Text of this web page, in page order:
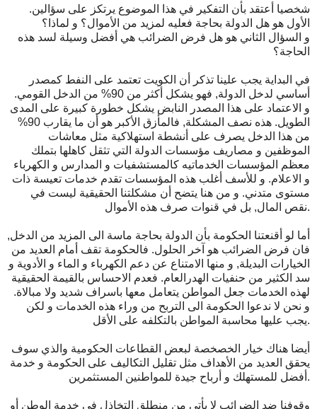
شخصيا أعتقد بأن التفكير في هذا الموضوع يرتكز على سؤالين.
الأول هو هل الدولة بحاجة فعليه لمزيد من الأموال؟ و لماذا؟
و السؤال الثاني هو هل فرض الضرائب هي أفضل وسيلة لسد هذه
الحاجة؟
في البداية يجب علينا تذكر أن الكويت تعتمد على النفط كمصدر
أساسي لدخل الدولة, فهو يشكل أكثر من 90% من الدخل القومي.
و الاعتماد على هذا المصدر النابض يشكل خطورة كبيرة على المدى
الطويل. هذه نصف المشكلة, فالمأزق الأكبر هو أن ما يقارب 90%
من هذا الدخل يصرف على أنشطة استهلاكية مثل معاشات
الموظفين و مصاريف مؤسسات الدولة التي تثقل كاهلها بتملك
معظم المؤسسات الخدماتيه كالمستشفيات و المدارس و الكهرباء
و الاعلام. و للأسف أغلب هذه المؤسسات تقدم خدمات تعيسة ذات
مستوى متدني. و من هنا يتضح أن مشكلتنا الحقيقية ليست في
نقص المال, بل في قنوات صرف هذه الأموال.
أما لو أقنعتنا الحكومة بأن الدولة بحاجة ماسة الى المزيد من الدخل,
فان فرض الضرائب هو آخر الحلول. فالحكومة تقف أمام العديد من
الخيارات البديلة, و منها الامتناع عن دعم الكهرباء و الماء و الأدوية و
سد الكثير من حنفيات الهدرالعام. فعدم الاحساس بالقيمة الحقيقية
لهذه الخدمات جعل المواطن يتعامل معها باسراف شديد ولا مبالاة.
و نحن لا ندعوا الحكومة الى التربح من وراء هذه الخدمات و لكن
يجب عليها محاسبة المواطن بالتكلفه على الأقل.
أيضا هناك خيار الخصخصة لبعض القطاعات الحكومية والذي سوف
يحقق العديد من الأهداف مثل تقليل التكاليف على الحكومة و خدمة
أفضل للمستهلك و أرباح جيدة للمواطنين المستثمرين.
وقوفنا ضد الضرائب لا يأتي من منطلق التخاذل في خدمة الوطن أو